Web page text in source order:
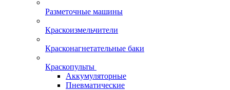
Разметочные машины
Краскоизмельчители
Красконагнетательные баки
Краскопульты
Аккумуляторные
Пневматические